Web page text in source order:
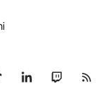
Telegram
su TikTok
Seguici su
Seguici